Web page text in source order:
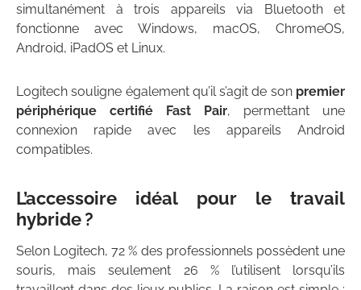
simultanément à trois appareils via Bluetooth et
fonctionne avec Windows, macOS, ChromeOS,
Android, iPadOS et Linux.
Logitech souligne également qu’il s’agit de son premier
périphérique certifié Fast Pair, permettant une
connexion rapide avec les appareils Android
compatibles.
L’accessoire idéal pour le travail
hybride ?
Selon Logitech, 72 % des professionnels possèdent une
souris, mais seulement 26 % l’utilisent lorsqu’ils